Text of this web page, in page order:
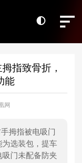
指致骨折，
能
网
拇指被电吸门
选装包，提车
门未配备防夹